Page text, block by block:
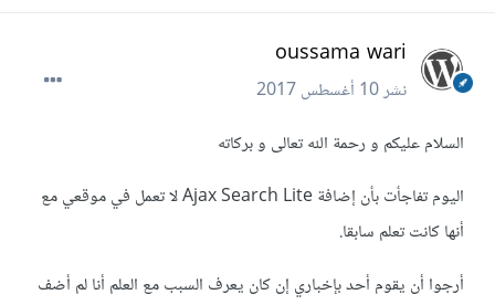
oussama wari
نشر10 أغسطس 2017
السلام عليكم و رحمة الله تعالى و بركاته
اليوم تفاجأت بأن إضافة Ajax Search Lite لا تعمل في موقعي مع
أنها كانت تعلم سابقا.
أرجوا أن يقوم أحد بإخباري إن كان يعرف السبب مع العلم أنا لم أضف